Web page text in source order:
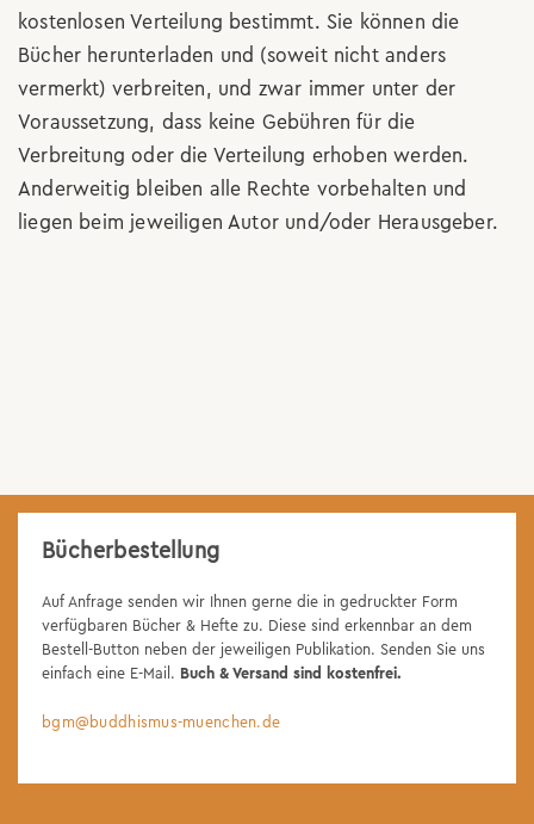
kostenlosen Verteilung bestimmt. Sie können die
Bücher herunterladen und (soweit nicht anders
vermerkt) verbreiten, und zwar immer unter der
Voraussetzung, dass keine Gebühren für die
Verbreitung oder die Verteilung erhoben werden.
Anderweitig bleiben alle Rechte vorbehalten und
liegen beim jeweiligen Autor und/oder Herausgeber.
Bücherbestellung
Auf Anfrage senden wir Ihnen gerne die in gedruckter Form
verfügbaren Bücher & Hefte zu. Diese sind erkennbar an dem
Bestell-Button neben der jeweiligen Publikation. Senden Sie uns
einfach eine E-Mail. Buch & Versand sind kostenfrei.
bgm@buddhismus-muenchen.de